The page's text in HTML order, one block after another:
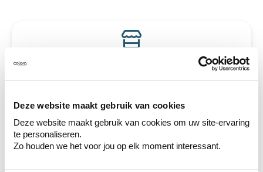
Deze website maakt gebruik van cookies
Deze website maakt gebruik van cookies om uw site-ervaring
te personaliseren.
Zo houden we het voor jou op elk moment interessant.
Ontdek er kleurechte stalen van je
Bekijk er de bijhorende tinten om je kleur
Krijg persoonlijk advies om kleuren te
combineren.